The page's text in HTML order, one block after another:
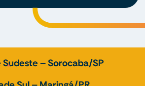
Sudeste – Sorocaba/SP